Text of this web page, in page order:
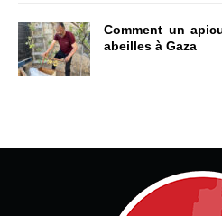
Comment un
abeilles à Gaza